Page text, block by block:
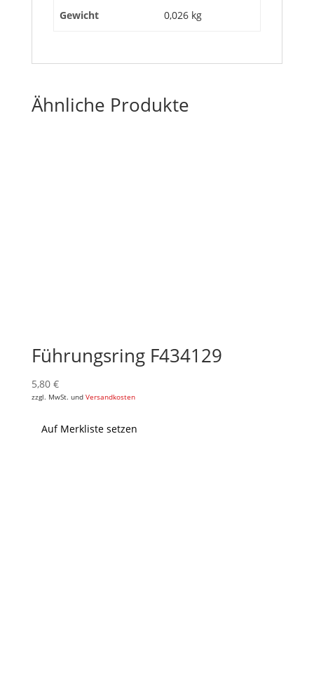
Gewicht 0,026 kg
Ähnliche Produkte
Führungsring F434129
5,80 €
zzgl. MwSt. und Versandkosten
Auf Merkliste setzen